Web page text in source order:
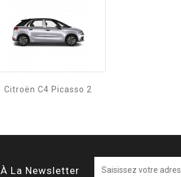
Citroën C4 Picasso 2
La Newsletter